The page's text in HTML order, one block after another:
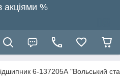
акціями %
6-137205А "Вольський